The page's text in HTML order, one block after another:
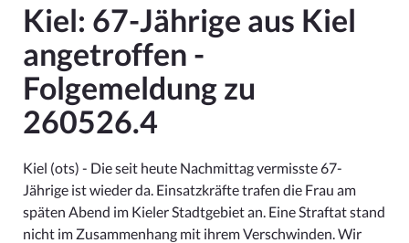
Kiel: 67-Jährige aus Kiel
angetroffen -
Folgemeldung zu
260526.4
Kiel (ots) - Die seit heute Nachmittag vermisste 67-
Jährige ist wieder da. Einsatzkräfte trafen die Frau am
späten Abend im Kieler Stadtgebiet an. Eine Straftat stand
nicht im Zusammenhang mit ihrem Verschwinden. Wir